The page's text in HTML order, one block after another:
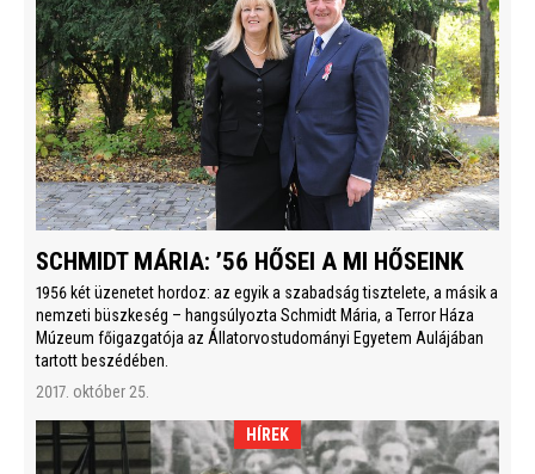
SCHMIDT MÁRIA: ’56 HŐSEI A MI HŐSEINK
1956 két üzenetet hordoz: az egyik a szabadság tisztelete, a másik a
nemzeti büszkeség – hangsúlyozta Schmidt Mária, a Terror Háza
Múzeum főigazgatója az Állatorvostudományi Egyetem Aulájában
tartott beszédében.
2017. október 25.
HÍREK